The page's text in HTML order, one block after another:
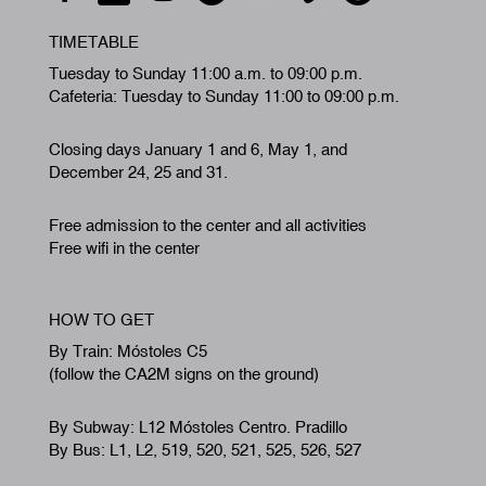
TIMETABLE
Tuesday to Sunday 11:00 a.m. to 09:00 p.m.
Cafeteria: Tuesday to Sunday 11:00 to 09:00 p.m.
Closing days January 1 and 6, May 1, and
December 24, 25 and 31.
Free admission to the center and all activities
Free wifi in the center
HOW TO GET
By Train: Móstoles C5
(follow the CA2M signs on the ground)
By Subway: L12 Móstoles Centro. Pradillo
By Bus: L1, L2, 519, 520, 521, 525, 526, 527